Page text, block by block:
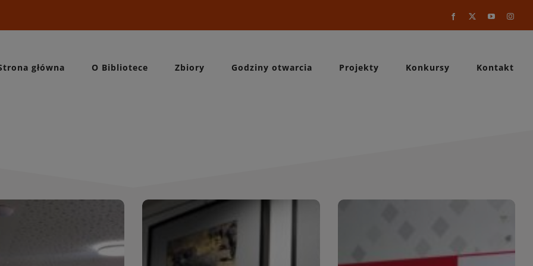
Facebook YouTube
główna O Bibliotece Zbiory Godziny otwarcia Projekty Konkursy Kontakt
Wydarzenia